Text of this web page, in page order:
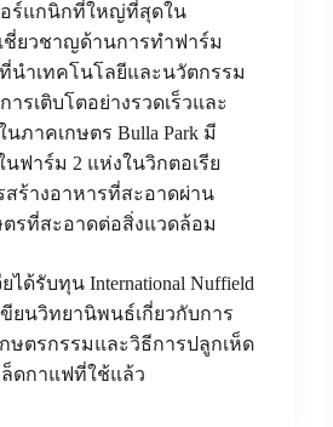
อร์แกนิกที่ใหญ่ที่สุดใน
เชี่ยวชาญด้านการทำฟาร์ม
นำเทคโนโลยีและนวัตกรรม
ารเติบโตอย่างรวดเร็วและ
ภาคเกษตร Bulla Park มี
ฟาร์ม 2 แห่งในวิกตอเรีย
สร้างอาหารที่สะอาดผ่าน
ตรที่สะอาดต่อสิ่งแวดล้อม
ได้รับทุน International Nuffield
เขียนวิทยานิพนธ์เกี่ยวกับการ
ษตรกรรมและวิธีการปลูกเห็ด
ล็ดกาแฟที่ใช้แล้ว